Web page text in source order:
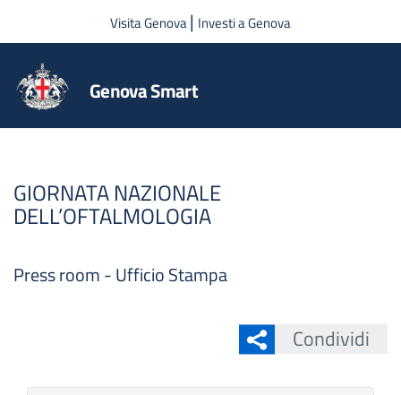
Salta al contenuto principale
Visita Genova| Investi a Genova
Genova Smart
GIORNATA NAZIONALE
DELL’OFTALMOLOGIA
Press room - Ufficio Stampa
Condividi